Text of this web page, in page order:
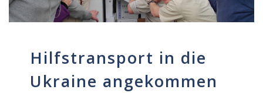
Hilfstransport in die
Ukraine angekommen